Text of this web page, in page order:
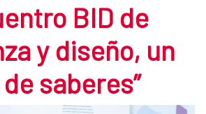
BID de
y diseño, un
saberes”